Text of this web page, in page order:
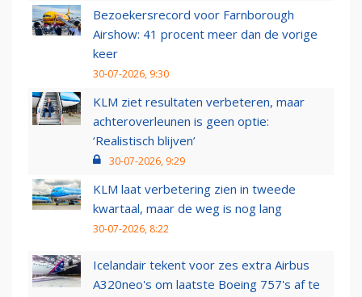
Bezoekersrecord voor Farnborough
Airshow: 41 procent meer dan de vorige
keer
30-07-2026, 9:30
KLM ziet resultaten verbeteren, maar
achteroverleunen is geen optie:
‘Realistisch blijven’
30-07-2026, 9:29
KLM laat verbetering zien in tweede
kwartaal, maar de weg is nog lang
30-07-2026, 8:22
Icelandair tekent voor zes extra Airbus
A320neo's om laatste Boeing 757's af te